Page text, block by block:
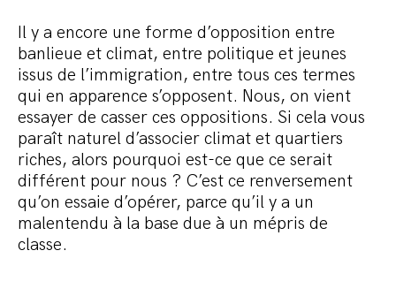
Il y a encore une forme d’opposition entre
banlieue et climat, entre politique et jeunes
issus de l’immigration, entre tous ces termes
qui en apparence s’opposent. Nous, on vient
essayer de casser ces oppositions. Si cela vous
paraît naturel d’associer climat et quartiers
riches, alors pourquoi est-ce que ce serait
différent pour nous ? C’est ce renversement
qu’on essaie d’opérer, parce qu’il y a un
malentendu à la base due à un mépris de
classe.